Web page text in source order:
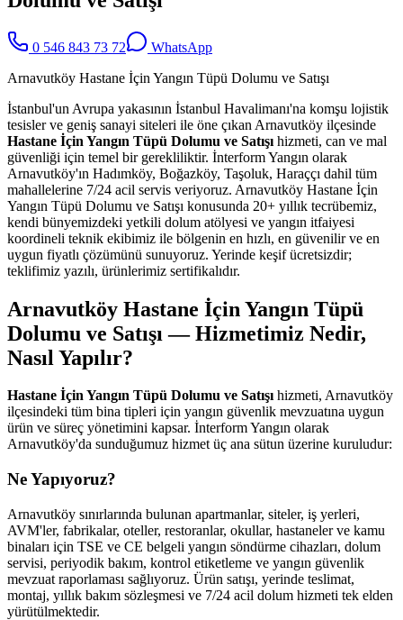
0 546 843 73 72
WhatsApp
Arnavutköy Hastane İçin Yangın Tüpü Dolumu ve Satışı
İstanbul'un Avrupa yakasının İstanbul Havalimanı'na komşu lojistik
tesisler ve geniş sanayi siteleri ile öne çıkan Arnavutköy ilçesinde
Hastane İçin Yangın Tüpü Dolumu ve Satışı hizmeti, can ve mal
güvenliği için temel bir gerekliliktir. İnterform Yangın olarak
Arnavutköy'ın Hadımköy, Boğazköy, Taşoluk, Haraççı dahil tüm
mahallelerine 7/24 acil servis veriyoruz. Arnavutköy Hastane İçin
Yangın Tüpü Dolumu ve Satışı konusunda 20+ yıllık tecrübemiz,
kendi bünyemizdeki yetkili dolum atölyesi ve yangın itfaiyesi
koordineli teknik ekibimiz ile bölgenin en hızlı, en güvenilir ve en
uygun fiyatlı çözümünü sunuyoruz. Yerinde keşif ücretsizdir;
teklifimiz yazılı, ürünlerimiz sertifikalıdır.
Arnavutköy Hastane İçin Yangın Tüpü
Dolumu ve Satışı — Hizmetimiz Nedir,
Nasıl Yapılır?
Hastane İçin Yangın Tüpü Dolumu ve Satışıhizmeti, Arnavutköy
ilçesindeki tüm bina tipleri için yangın güvenlik mevzuatına uygun
ürün ve süreç yönetimini kapsar. İnterform Yangın olarak
Arnavutköy'da sunduğumuz hizmet üç ana sütun üzerine kuruludur:
Ne Yapıyoruz?
Arnavutköy sınırlarında bulunan apartmanlar, siteler, iş yerleri,
AVM'ler, fabrikalar, oteller, restoranlar, okullar, hastaneler ve kamu
binaları için TSE ve CE belgeli yangın söndürme cihazları, dolum
servisi, periyodik bakım, kontrol etiketleme ve yangın güvenlik
mevzuat raporlaması sağlıyoruz. Ürün satışı, yerinde teslimat,
montaj, yıllık bakım sözleşmesi ve 7/24 acil dolum hizmeti tek elden
yürütülmektedir.